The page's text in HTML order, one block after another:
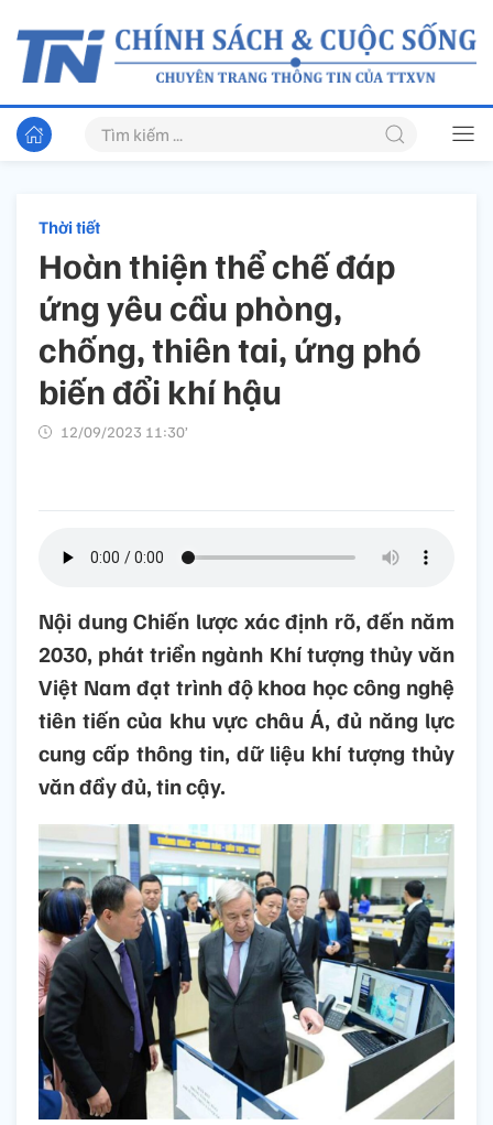
Thời tiết
Hoàn thiện thể chế đáp
ứng yêu cầu phòng,
chống, thiên tai, ứng phó
biến đổi khí hậu
12/09/2023 11:30’
Nội dung Chiến lược xác định rõ, đến năm
2030, phát triển ngành Khí tượng thủy văn
Việt Nam đạt trình độ khoa học công nghệ
tiên tiến của khu vực châu Á, đủ năng lực
cung cấp thông tin, dữ liệu khí tượng thủy
văn đầy đủ, tin cậy.